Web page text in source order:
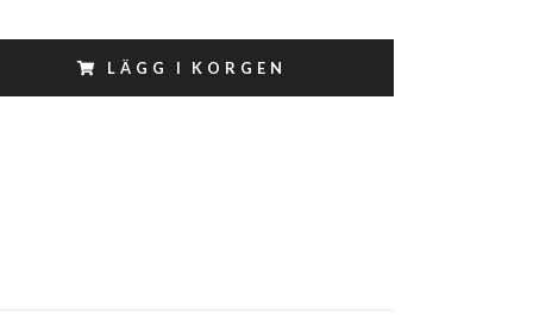
LÄGG I KORGEN